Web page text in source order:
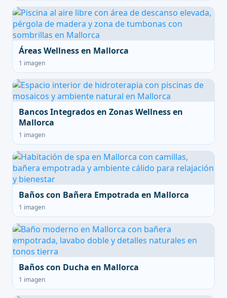
Áreas Wellness en Mallorca
1 imagen
Bancos Integrados en Zonas Wellness en
Mallorca
1 imagen
Baños con Bañera Empotrada en Mallorca
1 imagen
Baños con Ducha en Mallorca
1 imagen